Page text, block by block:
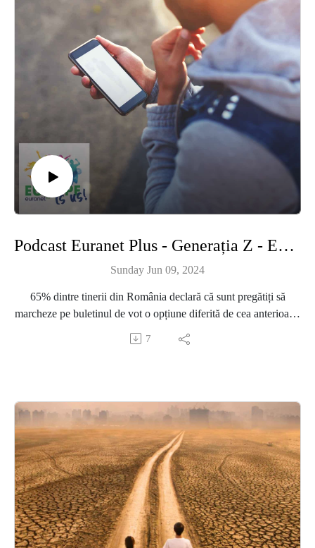
Podcast Euranet Plus - Generația Z - Episodul 44 - Comunicarea politică cu Generația Z în contextul alegerilor
Sunday Jun 09, 2024
65% dintre tinerii din România declară că sunt pregătiți să
marcheze pe buletinul de vot o opțiune diferită de cea anterioară.
În acest context, studiul realizat de IRES, “Tinerii din România
în anul 2024“, arată că tinerii nu sunt apatici, ci mai degrabă
existența. Conform Autorității Electorale Permanente, pe listele
electorale din România se află 4.594.321 de votanți cu vârste
cuprinse între 18 și 35 de ani (tineri). La ultimele alegeri
parlamentare, organizate în decembrie 2020, doar 25,46% dintre
tineri s-au prezentat la urne. Prezența scăzută la vot a tinerilor
este un fenomen, având în vedere că în 2024 vor avea loc în țara
noastră toate tipurile de alegeri: europarlamentare, locale,
parlamentare și prezidențiale, pentru prima dată în ultimii 20 de
7